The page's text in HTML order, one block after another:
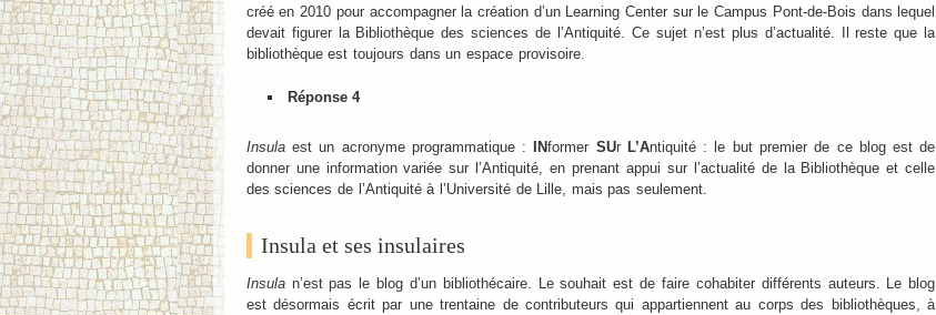
créé en 2010 pour accompagner la création d’un Learning Center sur le Campus Pont-de-Bois dans lequel
devait figurer la Bibliothèque des sciences de l’Antiquité. Ce sujet n’est plus d’actualité. Il reste que la
bibliothèque est toujours dans un espace provisoire.
Réponse 4
Insulaest un acronyme programmatique : INformer SUrL’Antiquité : le but premier de ce blog est de
donner une information variée sur l’Antiquité, en prenant appui sur l’actualité de la Bibliothèque et celle
des sciences de l’Antiquité à l’Université de Lille, mais pas seulement.
Insula et ses insulaires
Insulan’est pas le blog d’un bibliothécaire. Le souhait est de faire cohabiter différents auteurs. Le blog
est désormais écrit par une trentaine de contributeurs qui appartiennent au corps des bibliothèques, à